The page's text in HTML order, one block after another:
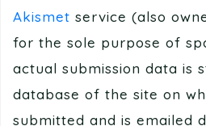
Akismet service (also
for the sole purpose of
actual submission data is
database of the site on
submitted and is emailed